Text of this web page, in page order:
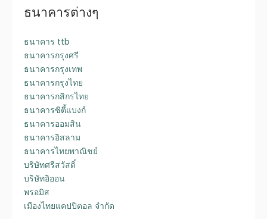
ธนาคารต่างๆ
ธนาคาร ttb
ธนาคารกรุงศรี
ธนาคารกรุงเทพ
ธนาคารกรุงไทย
ธนาคารกสิกรไทย
ธนาคารซิตี้แบงก์
ธนาคารออมสิน
ธนาคารอิสลาม
ธนาคารไทยพาณิชย์
บริษัทศรีสวัสดิ์
บริษัทอิออน
พรอมิส
เมืองไทยแคปปิตอล จำกัด